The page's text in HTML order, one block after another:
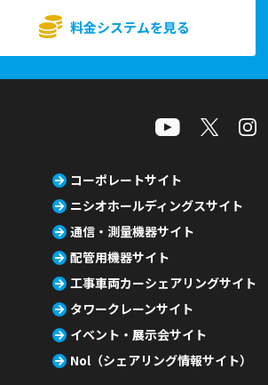
料金システムを見る
コーポレートサイト
ニシオホールディングスサイト
通信・測量機器サイト
配管用機器サイト
工事車両カーシェアリングサイト
タワークレーンサイト
イベント・展示会サイト
Nol（シェアリング情報サイト）